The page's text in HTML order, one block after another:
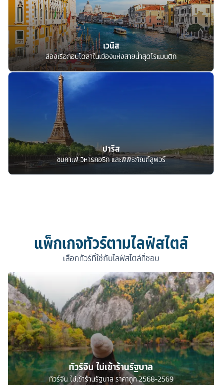
เวนิส
ล่องเรือกอนโดลาในเมืองแห่งสายน้ำสุดโรแมนติก
ปารีส
ชมคาเฟ่ วิหารกอธิก และพิพิธภัณฑ์ลูฟวร์
แพ็กเกจทัวร์ตามไลฟ์สไตล์
เลือกทัวร์ที่ใช่กับไลฟ์สไตล์ที่ชอบ
ทัวร์จีน ไม่เข้าร้านรัฐบาล
ทัวร์จีน ไม่เข้าร้านรัฐบาล ราคาถูก 2568-2569